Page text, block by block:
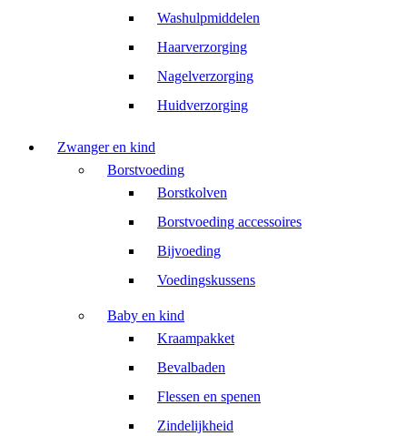
Washulpmiddelen
Haarverzorging
Nagelverzorging
Huidverzorging
Zwanger en kind
Borstvoeding
Borstkolven
Borstvoeding accessoires
Bijvoeding
Voedingskussens
Baby en kind
Kraampakket
Bevalbaden
Flessen en spenen
Zindelijkheid